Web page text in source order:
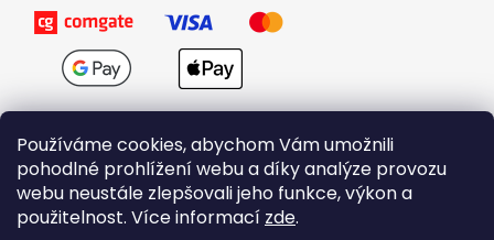
Používáme cookies, abychom Vám umožnili
pohodlné prohlížení webu a díky analýze provozu
webu neustále zlepšovali jeho funkce, výkon a
použitelnost. Více informací zde.